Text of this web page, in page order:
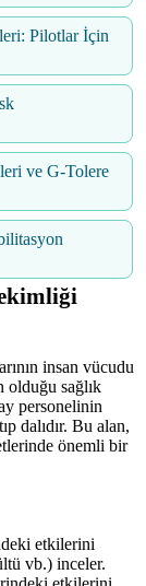
Pilotlar İçin
ve G-Tolere
insan vücudu
olduğu sağlık
personelinin
dalıdır. Bu alan,
önemli bir
etkilerini
vb.) inceler.